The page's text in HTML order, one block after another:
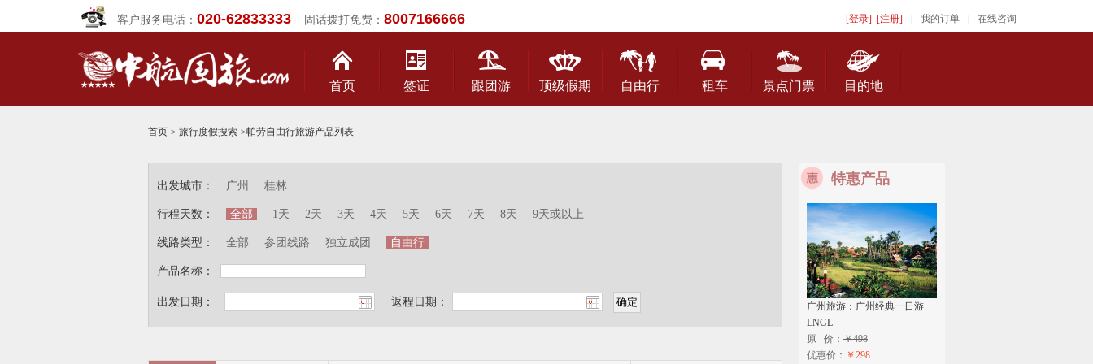
客户服务电话：020-62833333 固话拨打免费：8007166666 [登录] [注册] 我的订单 在线咨询
首页 签证 跟团游 顶级假期 自由行 租车 景点门票 目的地
首页 > 旅行度假搜索 >帕劳自由行旅游产品列表
出发城市：
行程天数：
线路类型：
产品名称：
广州 桂林
全部 1天 2天 3天 4天 5天 6天 7天 8天 9天或以上
全部 参团线路 独立成团 自由行
出发日期： 返程日期：
特惠产品
广州旅游：广州经典一日游
LNGL
原 价： ￥498
优惠价： ￥298